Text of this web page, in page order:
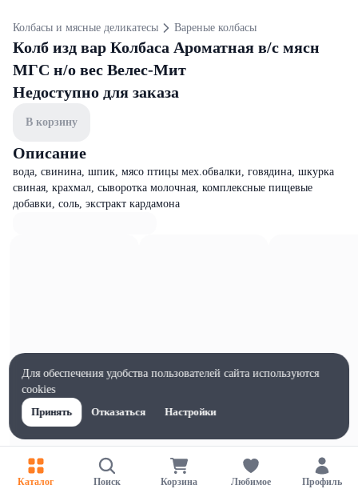
Колбасы и мясные деликатесы Вареные колбасы
Колб изд вар Колбаса Ароматная в/с мясн
МГС н/о вес Велес-Мит
Недоступно для заказа
В корзину
Описание
вода, свинина, шпик, мясо птицы мех.обвалки, говядина, шкурка
свиная, крахмал, сыворотка молочная, комплексные пищевые
добавки, соль, экстракт кардамона
Характеристики
Каталог Поиск Корзина Любимое Профиль
Для обеспечения удобства пользователей сайта используются
cookies
Принять
Отказаться Настройки